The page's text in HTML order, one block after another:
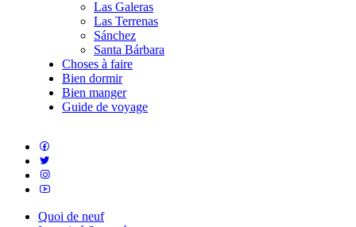
Las Galeras
Las Terrenas
Sánchez
Santa Bárbara
Choses à faire
Bien dormir
Bien manger
Guide de voyage
Quoi de neuf